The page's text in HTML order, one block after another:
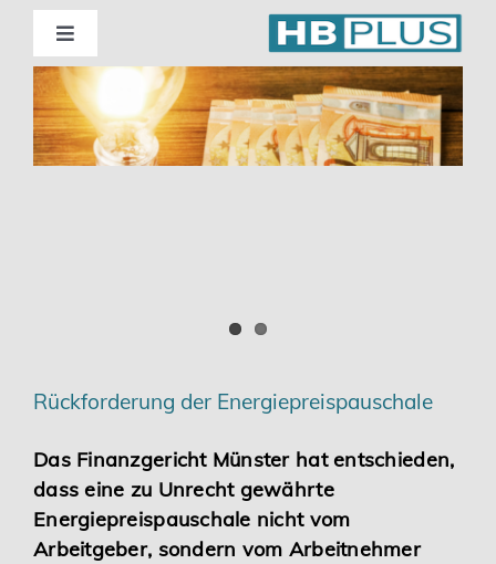
Skip
content
Toggle
Navigation
Standorte
Beratung
Digitalisierung | Steuerberatung
Karriere
Rückforderung der Energiepreispauschale
Das Finanzgericht Münster hat entschieden,
dass eine zu Unrecht gewährte
Energiepreispauschale nicht vom
Arbeitgeber, sondern vom Arbeitnehmer